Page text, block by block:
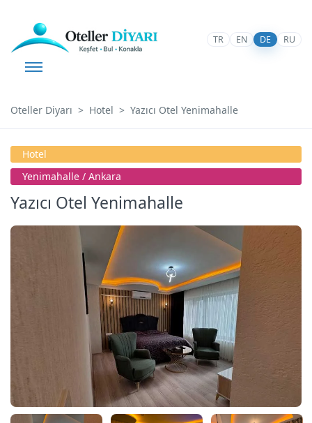
TR EN DE RU
Oteller Diyarı Hotel Yazıcı Otel Yenimahalle
Hotel
Yenimahalle / Ankara
Yazıcı Otel Yenimahalle